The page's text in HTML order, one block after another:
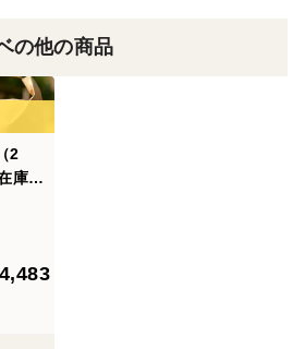
晴らしい香りやうまみのある小麦
農薬や肥料、除草剤を一切使用せ
の小麦粉です。いわゆる自然栽培
言われるこの小麦ですが、肥料を
強くし、しっかりと収穫できるよ
の他の商品
2
庫9
５分